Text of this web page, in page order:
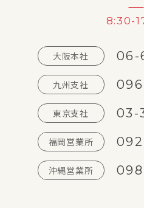
8:30-
大阪本社 06-
九州支社
東京支社 03-
福岡営業所
沖縄営業所